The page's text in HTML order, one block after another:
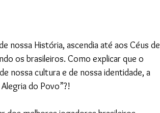
nossa História, ascendia até aos Céus de
os brasileiros. Como explicar que o
nossa cultura e de nossa identidade, a
do Povo”?!